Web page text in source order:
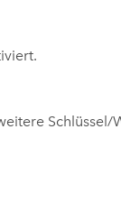
Schlüssel/